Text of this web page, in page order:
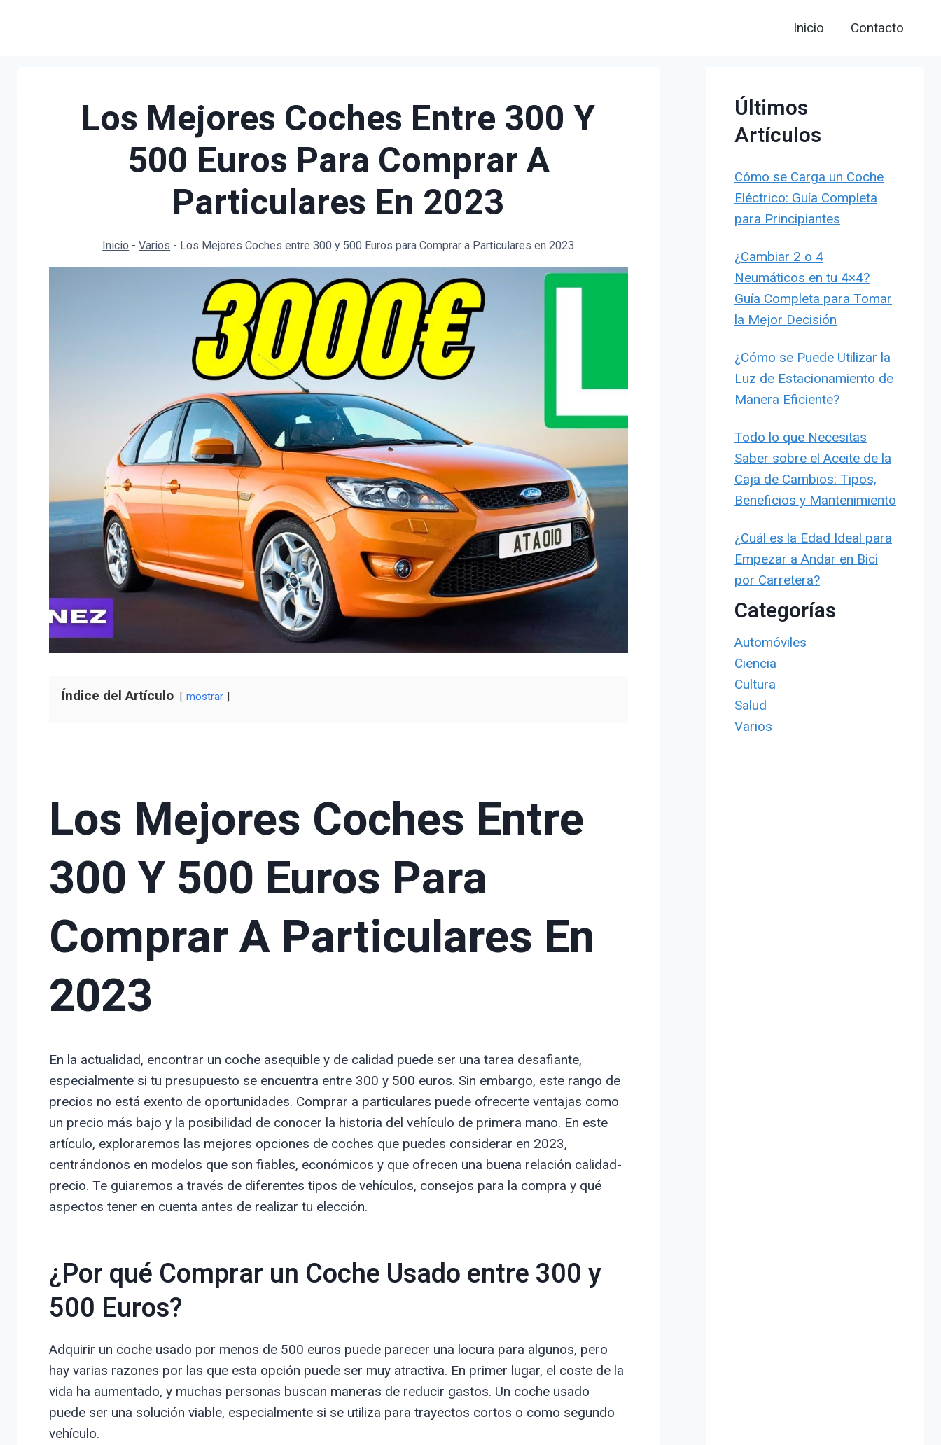
Inicio Contacto
Los Mejores Coches Entre 300 Y
500 Euros Para Comprar A
Particulares En 2023
Inicio -Varios - Los Mejores Coches entre 300 y 500 Euros para Comprar a Particulares en 2023
Índice del Artículo mostrar
Los Mejores Coches Entre
300 Y 500 Euros Para
Comprar A Particulares En
2023
En la actualidad, encontrar un coche asequible y de calidad puede ser una tarea desafiante,
especialmente si tu presupuesto se encuentra entre 300 y 500 euros. Sin embargo, este rango de
precios no está exento de oportunidades. Comprar a particulares puede ofrecerte ventajas como
un precio más bajo y la posibilidad de conocer la historia del vehículo de primera mano. En este
artículo, exploraremos las mejores opciones de coches que puedes considerar en 2023,
centrándonos en modelos que son fiables, económicos y que ofrecen una buena relación calidad-
precio. Te guiaremos a través de diferentes tipos de vehículos, consejos para la compra y qué
aspectos tener en cuenta antes de realizar tu elección.
¿Por qué Comprar un Coche Usado entre 300 y
500 Euros?
Adquirir un coche usado por menos de 500 euros puede parecer una locura para algunos, pero
hay varias razones por las que esta opción puede ser muy atractiva. En primer lugar, el coste de la
vida ha aumentado, y muchas personas buscan maneras de reducir gastos. Un coche usado
puede ser una solución viable, especialmente si se utiliza para trayectos cortos o como segundo
vehículo.
Últimos
Artículos
Cómo se Carga un Coche
Eléctrico: Guía Completa
para Principiantes
¿Cambiar 2 o 4
Neumáticos en tu 4×4?
Guía Completa para Tomar
la Mejor Decisión
¿Cómo se Puede Utilizar la
Luz de Estacionamiento de
Manera Eficiente?
Todo lo que Necesitas
Saber sobre el Aceite de la
Caja de Cambios: Tipos,
Beneficios y Mantenimiento
¿Cuál es la Edad Ideal para
Empezar a Andar en Bici
por Carretera?
Categorías
Automóviles
Ciencia
Cultura
Salud
Varios